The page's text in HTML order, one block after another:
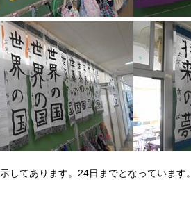
てあります。24日までとなっています。